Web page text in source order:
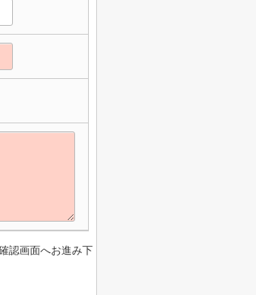
認画面へお進み下